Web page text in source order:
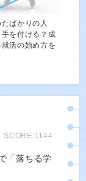
ばかりの人
を付ける？成
活の始め方を
SCORE:1144
「落ちる学